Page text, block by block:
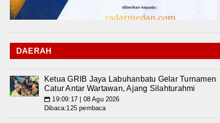
DAERAH
Ketua GRIB Jaya Labuhanbatu Gelar Turnamen
Catur Antar Wartawan, Ajang Silahturahmi
📅 19:09:17 | 08 Agu 2026
Dibaca:125 pembaca